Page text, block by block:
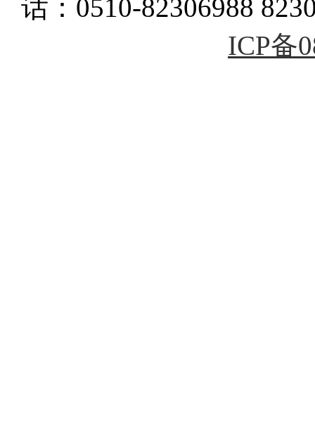
话：0510-82306988
ICP备